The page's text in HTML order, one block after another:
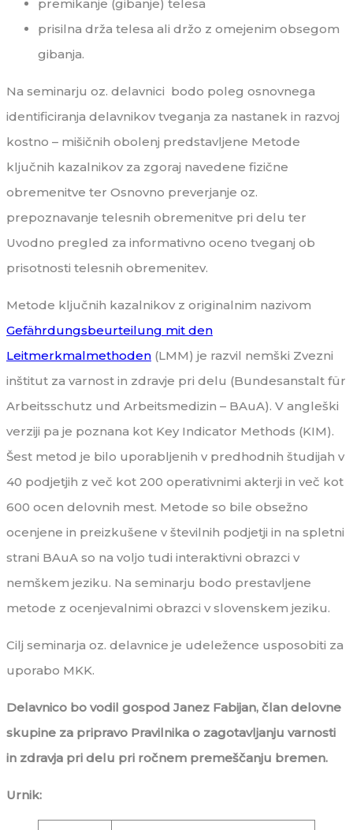
premikanje (gibanje) telesa
prisilna drža telesa ali držo z omejenim obsegom
gibanja.
Na seminarju oz. delavnici bodo poleg osnovnega
identificiranja delavnikov tveganja za nastanek in razvoj
kostno – mišičnih obolenj predstavljene Metode
ključnih kazalnikov za zgoraj navedene fizične
obremenitve ter Osnovno preverjanje oz.
prepoznavanje telesnih obremenitve pri delu ter
Uvodno pregled za informativno oceno tveganj ob
prisotnosti telesnih obremenitev.
Metode ključnih kazalnikov z originalnim nazivom
Gefährdungsbeurteilung mit den
Leitmerkmalmethoden (LMM) je razvil nemški Zvezni
inštitut za varnost in zdravje pri delu (Bundesanstalt für
Arbeitsschutz und Arbeitsmedizin – BAuA). V angleški
verziji pa je poznana kot Key Indicator Methods (KIM).
Šest metod je bilo uporabljenih v predhodnih študijah v
40 podjetjih z več kot 200 operativnimi akterji in več kot
600 ocen delovnih mest. Metode so bile obsežno
ocenjene in preizkušene v številnih podjetji in na spletni
strani BAuA so na voljo tudi interaktivni obrazci v
nemškem jeziku. Na seminarju bodo prestavljene
metode z ocenjevalnimi obrazci v slovenskem jeziku.
Cilj seminarja oz. delavnice je udeležence usposobiti za
uporabo MKK.
Delavnico bo vodil gospod Janez Fabijan, član delovne
skupine za pripravo Pravilnika o zagotavljanju varnosti
in zdravja pri delu pri ročnem premeščanju bremen.
Urnik: